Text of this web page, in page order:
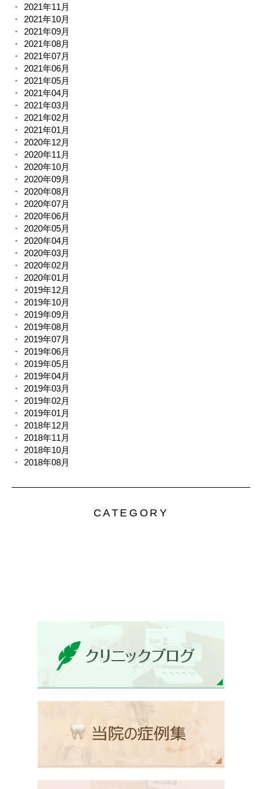
2021年11月
2021年10月
2021年09月
2021年08月
2021年07月
2021年06月
2021年05月
2021年04月
2021年03月
2021年02月
2021年01月
2020年12月
2020年11月
2020年10月
2020年09月
2020年08月
2020年07月
2020年06月
2020年05月
2020年04月
2020年03月
2020年02月
2020年01月
2019年12月
2019年10月
2019年09月
2019年08月
2019年07月
2019年06月
2019年05月
2019年04月
2019年03月
2019年02月
2019年01月
2018年12月
2018年11月
2018年10月
2018年08月
CATEGORY